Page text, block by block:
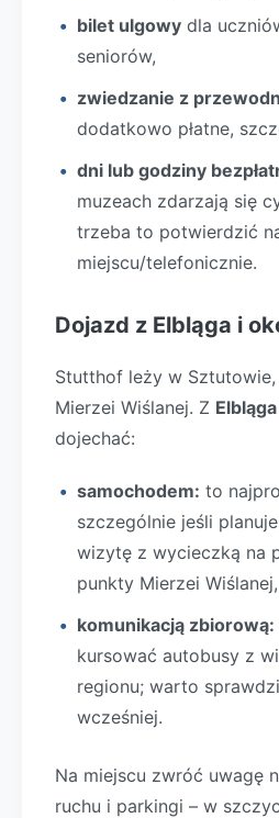
bilet ulgowy dla
seniorów,
zwiedzanie z
dodatkowo płatne,
dni lub godziny
muzeach zdarzają się
trzeba to potwierdzić
miejscu/telefonicznie.
Dojazd z Elbląga i
Stutthof leży w
Mierzei Wiślanej. Z Elbląga
dojechać:
samochodem: to
szczególnie jeśli
wizytę z wycieczką na
punkty Mierzei Wiślanej,
komunikacją zbiorową:
kursować autobusy z
regionu; warto
wcześniej.
Na miejscu zwróć uwagę
ruchu i parkingi – w